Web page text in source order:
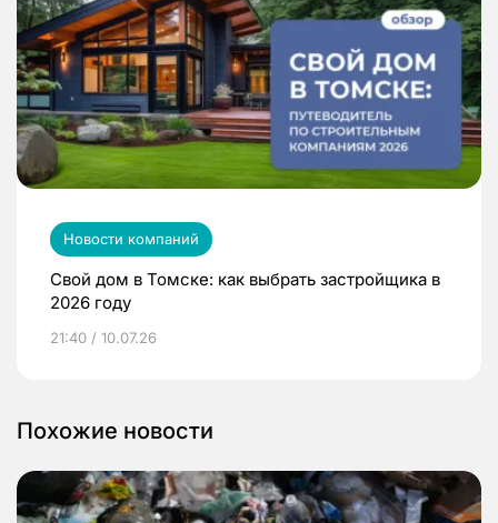
Новости компаний
Свой дом в Томске: как выбрать застройщика в
2026 году
21:40 / 10.07.26
Похожие новости